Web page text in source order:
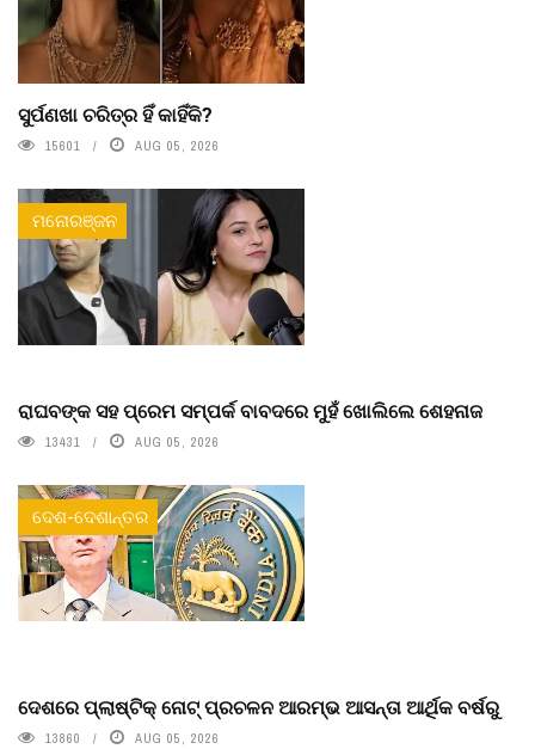
ସୁର୍ପଣଖା ଚରିତ୍ର ହିଁ କାହିଁକି?
15601 AUG 05, 2026
ମନୋରଞ୍ଜନ
ରାଘବଙ୍କ ସହ ପ୍ରେମ ସମ୍ପର୍କ ବାବଦରେ ମୁହଁ ଖୋଲିଲେ ଶେହନାଜ
13431 AUG 05, 2026
ଦେଶ-ଦେଶାନ୍ତର
ଦେଶରେ ପ୍ଲାଷ୍ଟିକ୍ ନୋଟ୍‌ ପ୍ରଚଳନ ଆରମ୍ଭ ଆସନ୍ତା ଆର୍ଥିକ ବର୍ଷରୁ
13860 AUG 05, 2026